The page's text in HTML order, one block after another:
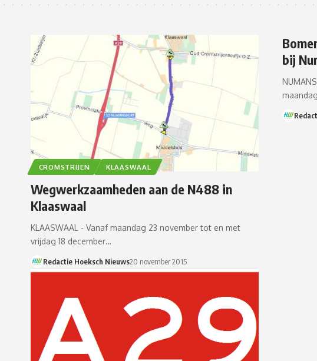
CROMSTRIJEN KLAASWAAL
Wegwerkzaamheden aan de N488 in
Klaaswaal
KLAASWAAL - Vanaf maandag 23 november tot en met
vrijdag 18 december…
Redactie Hoeksch Nieuws20 november 2015
bij